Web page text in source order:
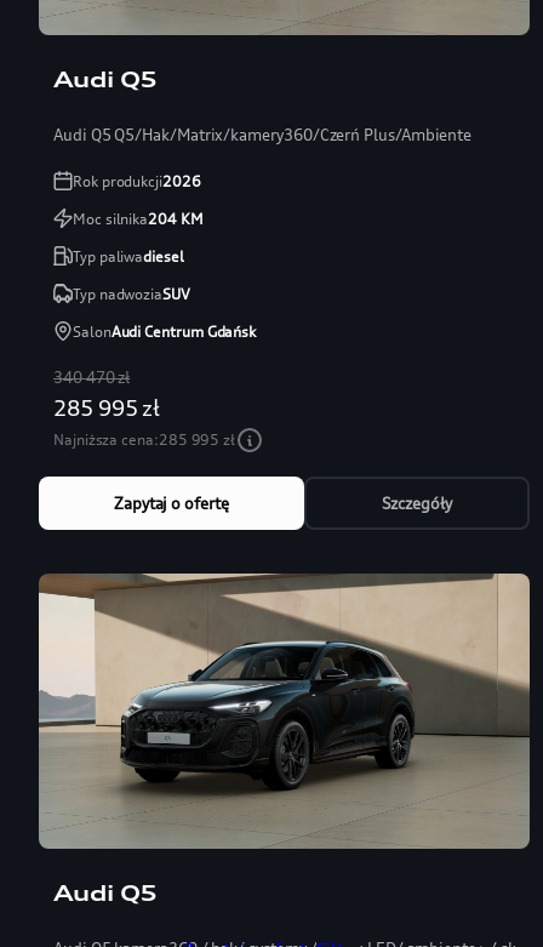
Audi Q5
Audi Q5 Q5/Hak/Matrix/kamery360/Czerń Plus/Ambiente
Rok produkcji2026
Moc silnika204KM
Typ paliwadiesel
Typ nadwoziaSUV
SalonAudi Centrum Gdańsk
340 470 zł
285 995 zł
Najniższa cena:285 995 zł
Zapytaj o ofertę Szczegóły
Audi Q5